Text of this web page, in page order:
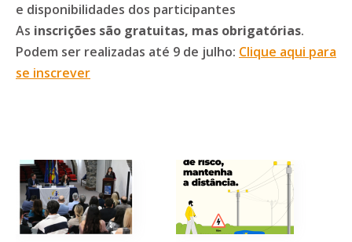
e disponibilidades dos participantes
As inscrições são gratuitas, mas obrigatórias.
Podem ser realizadas até 9 de julho: Clique aqui para
se inscrever